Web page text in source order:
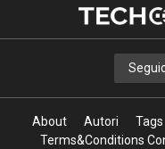
About Autori Tags
Terms&Conditions